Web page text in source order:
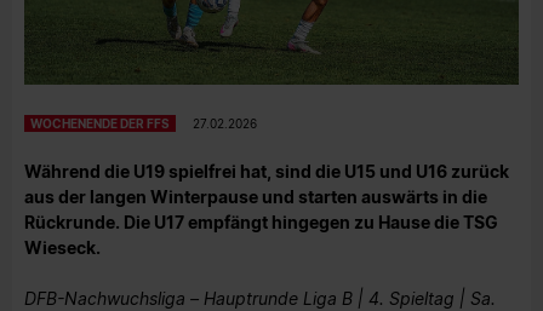
WOCHENENDE DER FFS 27.02.2026
Während die U19 spielfrei hat, sind die U15 und U16 zurück
aus der langen Winterpause und starten auswärts in die
Rückrunde. Die U17 empfängt hingegen zu Hause die TSG
Wieseck.
DFB-Nachwuchsliga – Hauptrunde Liga B | 4. Spieltag | Sa.